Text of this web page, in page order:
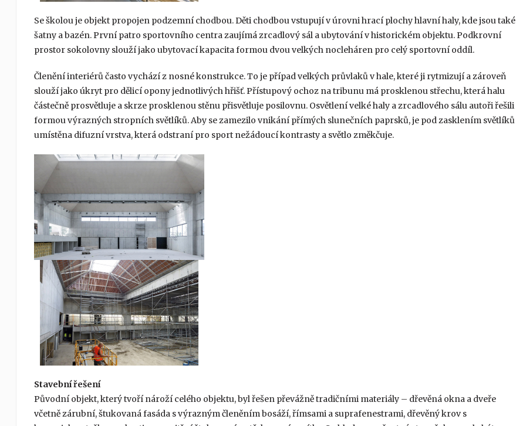
Se školou je objekt propojen podzemní chodbou. Děti chodbou vstupují v úrovni hrací plochy hlavní haly, kde jsou také
šatny a bazén. První patro sportovního centra zaujímá zrcadlový sál a ubytování v historickém objektu. Podkrovní
prostor sokolovny slouží jako ubytovací kapacita formou dvou velkých nocleháren pro celý sportovní oddíl.
Členění interiérů často vychází z nosné konstrukce. To je případ velkých průvlaků v hale, které ji rytmizují a zároveň
slouží jako úkryt pro dělicí opony jednotlivých hřišť. Přístupový ochoz na tribunu má prosklenou střechu, která halu
částečně prosvětluje a skrze prosklenou stěnu přisvětluje posilovnu. Osvětlení velké haly a zrcadlového sálu autoři řešili
formou výrazných stropních světlíků. Aby se zamezilo vnikání přímých slunečních paprsků, je pod zasklením světlíků
umístěna difuzní vrstva, která odstraní pro sport nežádoucí kontrasty a světlo změkčuje.
Stavební řešení
Původní objekt, který tvoří nároží celého objektu, byl řešen převážně tradičními materiály – dřevěná okna a dveře
včetně zárubní, štukovaná fasáda s výrazným členěním bosáží, římsami a suprafenestrami, dřevěný krov s